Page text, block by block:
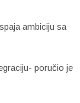
ambiciju sa
poručio je